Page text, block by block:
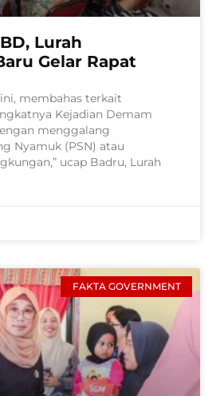
Lurah
Gelar Rapat
membahas terkait
Kejadian Demam
menggalang
Nyamuk (PSN) atau
ucap Badru, Lurah
FAKTA GOVERNMENT